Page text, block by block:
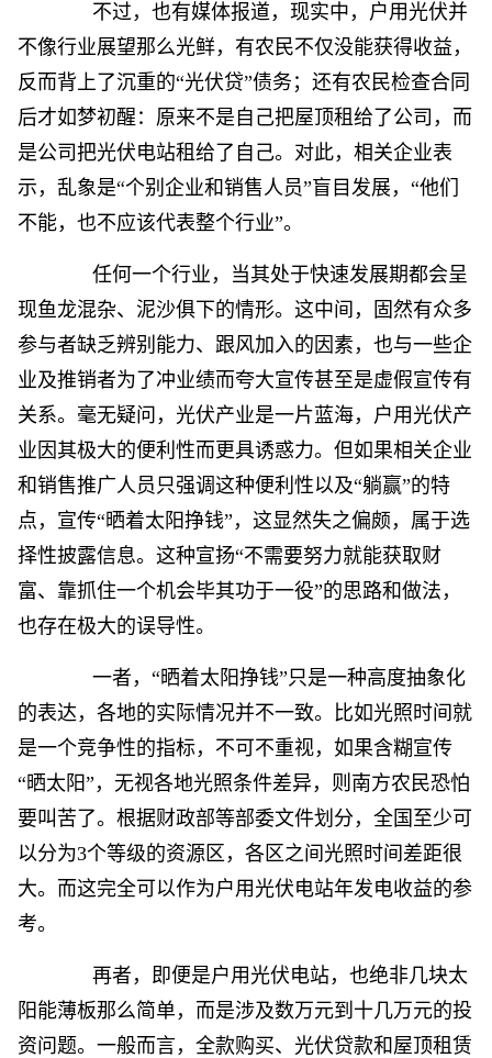
不过，也有媒体报道，现实中，户用光伏并
不像行业展望那么光鲜，有农民不仅没能获得收益，
反而背上了沉重的“光伏贷”债务；还有农民检查合同
后才如梦初醒：原来不是自己把屋顶租给了公司，而
是公司把光伏电站租给了自己。对此，相关企业表
示，乱象是“个别企业和销售人员”盲目发展，“他们
不能，也不应该代表整个行业”。
任何一个行业，当其处于快速发展期都会呈
现鱼龙混杂、泥沙俱下的情形。这中间，固然有众多
参与者缺乏辨别能力、跟风加入的因素，也与一些企
业及推销者为了冲业绩而夸大宣传甚至是虚假宣传有
关系。毫无疑问，光伏产业是一片蓝海，户用光伏产
业因其极大的便利性而更具诱惑力。但如果相关企业
和销售推广人员只强调这种便利性以及“躺赢”的特
点，宣传“晒着太阳挣钱”，这显然失之偏颇，属于选
择性披露信息。这种宣扬“不需要努力就能获取财
富、靠抓住一个机会毕其功于一役”的思路和做法，
也存在极大的误导性。
一者，“晒着太阳挣钱”只是一种高度抽象化
的表达，各地的实际情况并不一致。比如光照时间就
是一个竞争性的指标，不可不重视，如果含糊宣传
“晒太阳”，无视各地光照条件差异，则南方农民恐怕
要叫苦了。根据财政部等部委文件划分，全国至少可
以分为3个等级的资源区，各区之间光照时间差距很
大。而这完全可以作为户用光伏电站年发电收益的参
考。
再者，即便是户用光伏电站，也绝非几块太
阳能薄板那么简单，而是涉及数万元到十几万元的投
资问题。一般而言，全款购买、光伏贷款和屋顶租赁